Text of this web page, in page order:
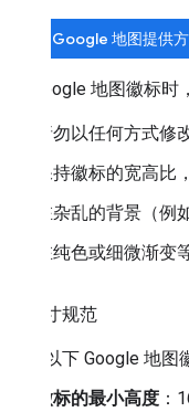
下载 Google 地图提供
使用 Google 地图徽标时
请勿以任何方式修
保持徽标的宽高比
在杂乱的背景（例
在纯色或细微渐变
徽标尺寸规范
请遵循以下 Google 地图
徽标的最小高度 ：